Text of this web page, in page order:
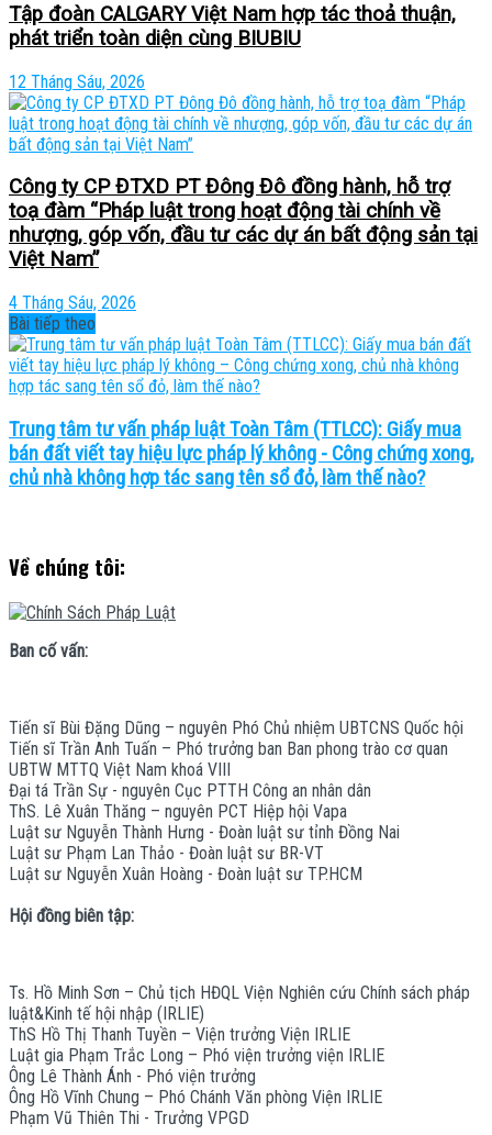
Tập đoàn CALGARY Việt Nam hợp tác thoả thuận,
phát triển toàn diện cùng BIUBIU
12 Tháng Sáu, 2026
Công ty CP ĐTXD PT Đông Đô đồng hành, hỗ trợ
toạ đàm “Pháp luật trong hoạt động tài chính về
nhượng, góp vốn, đầu tư các dự án bất động sản tại
Việt Nam”
4 Tháng Sáu, 2026
Bài tiếp theo
Trung tâm tư vấn pháp luật Toàn Tâm (TTLCC): Giấy mua
bán đất viết tay hiệu lực pháp lý không - Công chứng xong,
chủ nhà không hợp tác sang tên sổ đỏ, làm thế nào?
Về chúng tôi:
Ban cố vấn:
Tiến sĩ Bùi Đặng Dũng – nguyên Phó Chủ nhiệm UBTCNS Quốc hội
Tiến sĩ Trần Anh Tuấn – Phó trưởng ban Ban phong trào cơ quan
UBTW MTTQ Việt Nam khoá VIII
Đại tá Trần Sự - nguyên Cục PTTH Công an nhân dân
ThS. Lê Xuân Thăng – nguyên PCT Hiệp hội Vapa
Luật sư Nguyễn Thành Hưng - Đoàn luật sư tỉnh Đồng Nai
Luật sư Phạm Lan Thảo - Đoàn luật sư BR-VT
Luật sư Nguyễn Xuân Hoàng - Đoàn luật sư TP.HCM
Hội đồng biên tập:
Ts. Hồ Minh Sơn – Chủ tịch HĐQL Viện Nghiên cứu Chính sách pháp
luật&Kinh tế hội nhập (IRLIE)
ThS Hồ Thị Thanh Tuyền – Viện trưởng Viện IRLIE
Luật gia Phạm Trắc Long – Phó viện trưởng viện IRLIE
Ông Lê Thành Ánh - Phó viện trưởng
Ông Hồ Vĩnh Chung – Phó Chánh Văn phòng Viện IRLIE
Phạm Vũ Thiên Thi - Trưởng VPGD